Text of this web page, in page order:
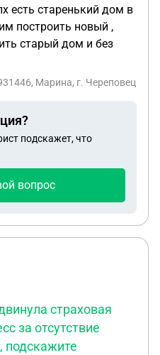
есть старенький дом в
построить новый ,
старый дом и без
Марина, г. Череповец
подскажет, что
вопрос
страховая
за отсутствие
подскажите